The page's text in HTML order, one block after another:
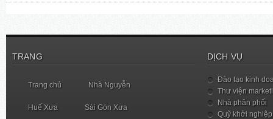
TRANG
Trang chủ Nhà Nguyễn
Huế Xưa Sài Gòn Xưa
DỊCH VỤ
Đào tạo kinh
Thư viện
Nhà phân phối
Quỹ khởi nghiệp